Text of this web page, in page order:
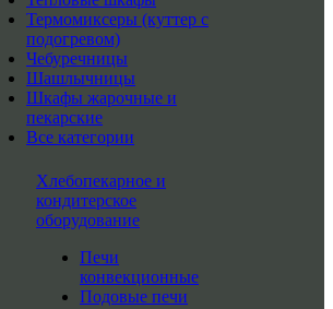
Термомиксеры (куттер с
подогревом)
Чебуречницы
Шашлычницы
Шкафы жарочные и
пекарские
Все категории
Хлебопекарное и
кондитерское
оборудование
Печи
конвекционные
Подовые печи